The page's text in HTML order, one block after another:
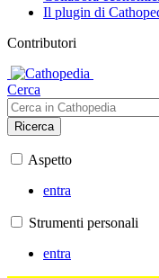
Il plugin di
Contributori
Cerca
Ricerca
Aspetto
entra
Strumenti personali
entra